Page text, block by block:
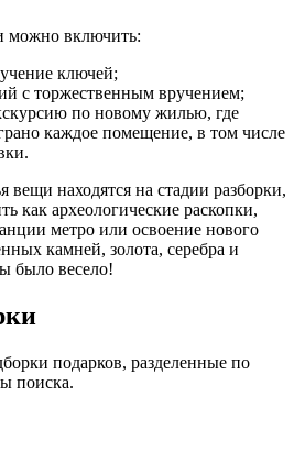
можно включить:
ключей;
с торжественным вручением;
по новому жилью, где
каждое помещение, в том числе
вещи находятся на стадии разборки,
как археологические раскопки,
метро или освоение нового
камней, золота, серебра и
было весело!
подарков, разделенные по
поиска.